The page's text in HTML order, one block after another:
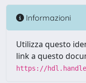
Informazioni
Utilizza questo
link a questo
https://